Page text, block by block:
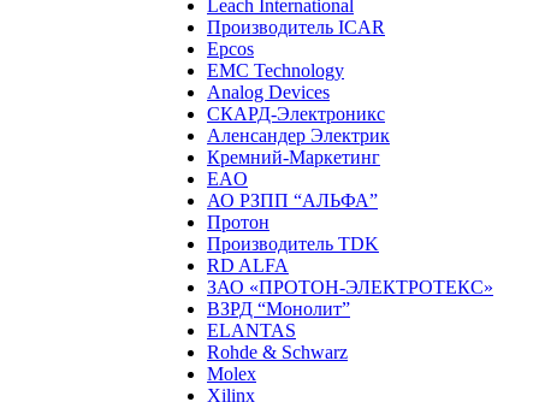
Leach International
Производитель ICAR
Epcos
EMC Technology
Analog Devices
СКАРД-Электроникс
Аленсандер Электрик
Кремний-Маркетинг
EAO
АО РЗПП “АЛЬФА”
Протон
Производитель TDK
RD ALFA
ЗАО «ПРОТОН-ЭЛЕКТРОТЕКС»
ВЗРД “Монолит”
ELANTAS
Rohde & Schwarz
Molex
Xilinx